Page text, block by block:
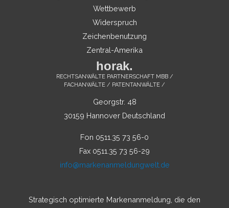
Wettbewerb
Widerspruch
Zeichenbenutzung
Zentral-Amerika
horak.
RECHTSANWÄLTE PARTNERSCHAFT MBB /
FACHANWÄLTE / PATENTANWÄLTE /
Georgstr. 48
30159 Hannover Deutschland
Fon 0511.35 73 56-0
Fax 0511.35 73 56-29
info@markenanmeldungwelt.de
Strategisch optimierte Markenanmeldung, die den